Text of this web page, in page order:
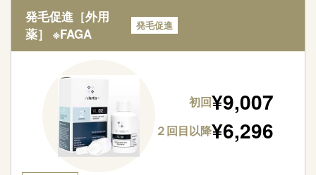
発毛促進［外用
薬］ ※FAGA
発毛促進
初回¥9,007
２回目以降¥6,296